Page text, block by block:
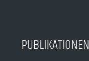
PUBLIKATIONEN